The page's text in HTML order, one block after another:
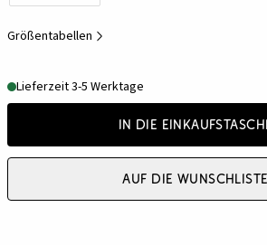
Größentabellen
Lieferzeit 3-5 Werktage
In die
Auf die Wunschliste